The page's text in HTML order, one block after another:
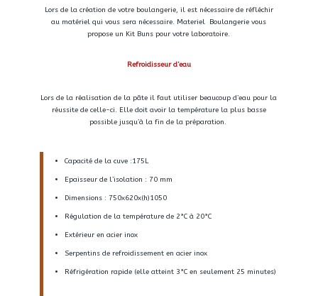
Lors de la création de votre boulangerie, il est nécessaire de réfléchir
au matériel qui vous sera nécessaire. Materiel Boulangerie vous
propose un Kit Buns pour votre laboratoire.
Refroidisseur d’eau
Lors de la réalisation de la pâte il faut utiliser beaucoup d’eau pour la
réussite de celle-ci. Elle doit avoir la température la plus basse
possible jusqu’à la fin de la préparation.
Capacité de la cuve :175L
Epaisseur de l’isolation : 70 mm
Dimensions : 750x620x(h)1050
Régulation de la température de 2°C à 20°C
Extérieur en acier inox
Serpentins de refroidissement en acier inox
Réfrigération rapide (elle atteint 3°C en seulement 25 minutes)